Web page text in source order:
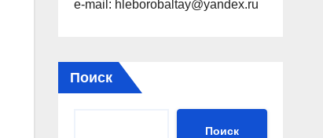
e-mail: hleborobaltay@yandex.ru
Поиск
Поиск